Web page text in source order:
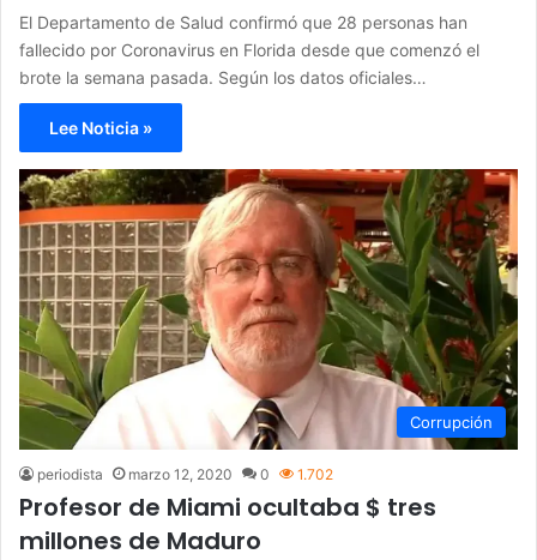
El Departamento de Salud confirmó que 28 personas han
fallecido por Coronavirus en Florida desde que comenzó el
brote la semana pasada. Según los datos oficiales…
Lee Noticia »
Corrupción
periodista marzo 12, 2020 0 1.702
Profesor de Miami ocultaba $ tres
millones de Maduro